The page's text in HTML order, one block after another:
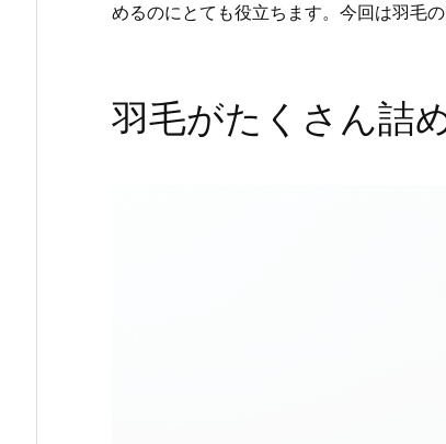
めるのにとても役立ちます。今回は羽毛
羽毛がたくさん詰